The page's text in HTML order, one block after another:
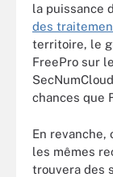
la puissance
des
territoire, le
FreePro sur
chances que
En revanche,
les mêmes
trouvera des